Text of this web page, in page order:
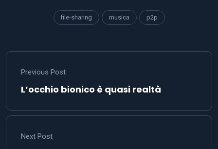
file-sharing musica p2p
Previous Post
L’occhio bionico è quasi realtà
Next Post